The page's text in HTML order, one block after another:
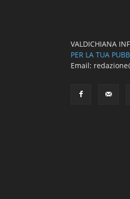
VALDICHIANA
PER LA TUA
Email: